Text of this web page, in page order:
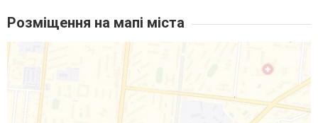
Розміщення на мапі міста